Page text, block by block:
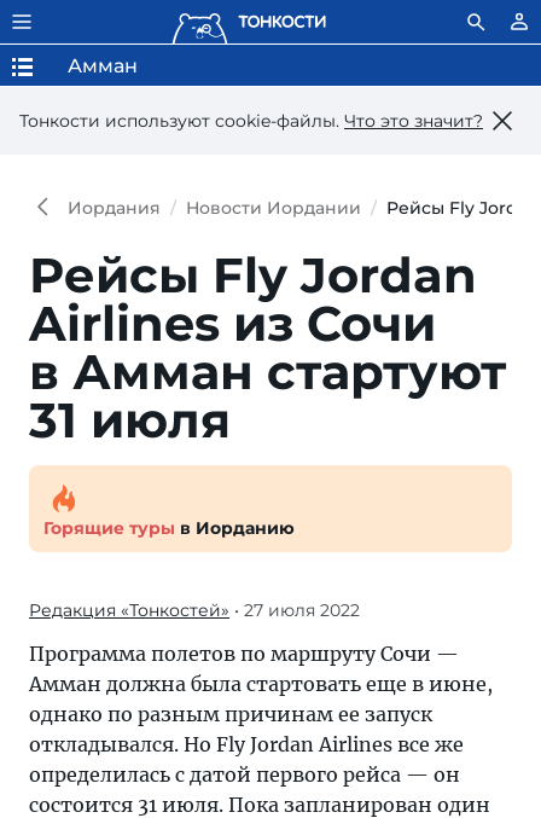
Тонкости используют сookie-файлы. Что это значит?
Амман
Иордания Новости Иордании Рейсы Fly
Рейсы Fly Jordan
Airlines из Сочи
в Амман стартуют
31 июля
Горящие туры в Иорданию
Редакция «Тонкостей» • 27 июля 2022
Программа полетов по маршруту Сочи —
Амман должна была стартовать еще в июне,
однако по разным причинам ее запуск
откладывался. Но Fly Jordan Airlines все же
определилась с датой первого рейса — он
состоится 31 июля. Пока запланирован один